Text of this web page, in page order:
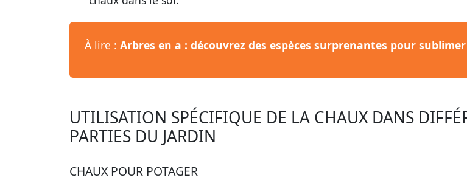
À lire : Arbres en a : découvrez des espèces surprenantes pour
UTILISATION SPÉCIFIQUE DE LA CHAUX DANS
PARTIES DU JARDIN
CHAUX POUR POTAGER